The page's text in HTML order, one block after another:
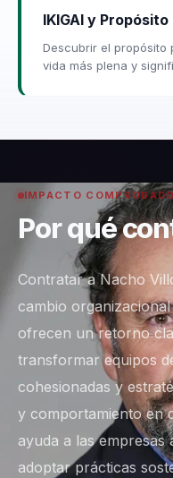
IKIGAI y Propósito
Descubrir el propósito
vida más plena y
IMPACTO
Por qué
Contratar a Nacho
cambio
ofrecen un retorno
transformar equipos
cohesionadas y
y comportamiento en
ayuda a las
adoptar prácticas